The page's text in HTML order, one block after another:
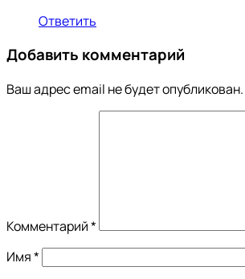
Ответить
Добавить комментарий
Ваш адрес email не будет опубликован.
Комментарий*
Имя*